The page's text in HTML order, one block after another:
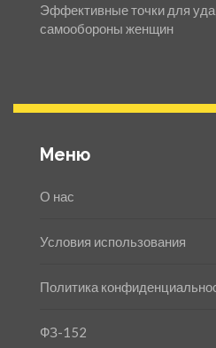
Эффективные точки для
самообороны женщин
Меню
О нас
Условия использования
Политика
ФЗ-152